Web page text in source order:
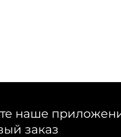
наше
заказ